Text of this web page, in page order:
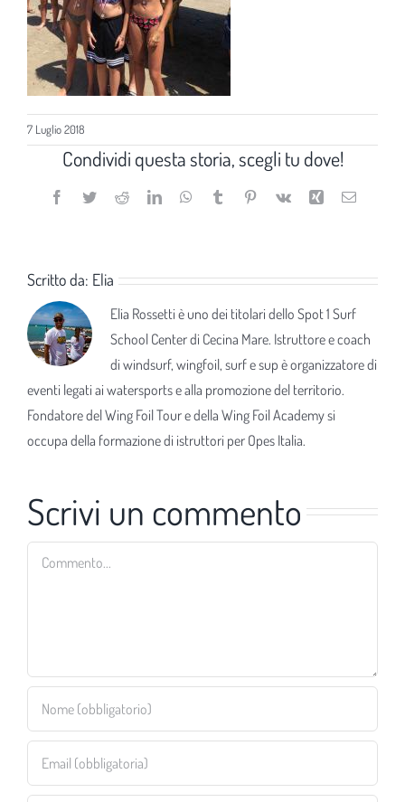
7 Luglio 2018
Condividi questa storia, scegli tu dove!
Facebook
TwitterRedditLinkedInWhatsApp
TumblrPinterest
Vk Xing Email
Scritto da: Elia
Elia Rossetti è uno dei titolari dello Spot 1 Surf
School Center di Cecina Mare. Istruttore e coach
di windsurf, wingfoil, surf e sup è organizzatore di
eventi legati ai watersports e alla promozione del territorio.
Fondatore del Wing Foil Tour e della Wing Foil Academy si
occupa della formazione di istruttori per Opes Italia.
Scrivi un commento
Commento